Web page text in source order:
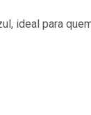
ideal para